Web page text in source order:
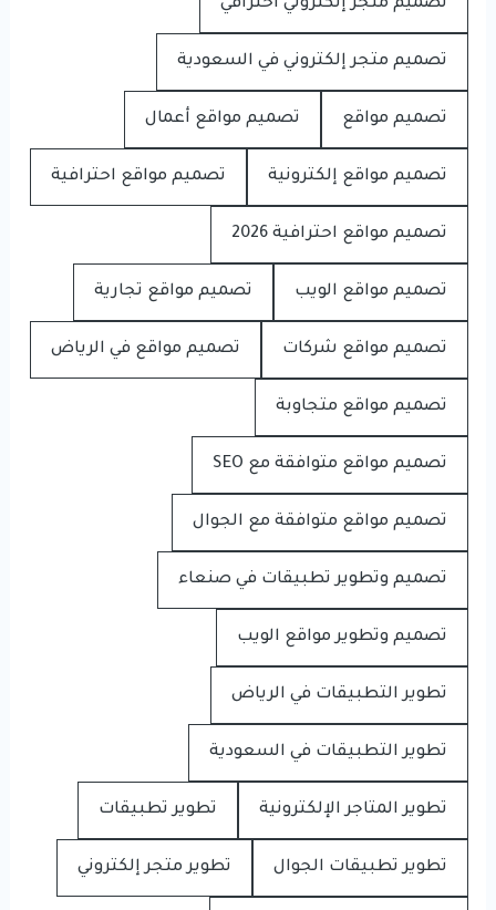
تصميم متجر إلكتروني احترافي
تصميم متجر إلكتروني في السعودية
تصميم مواقع تصميم مواقع أعمال
تصميم مواقع إلكترونية تصميم مواقع احترافية
تصميم مواقع احترافية 2026
تصميم مواقع الويب تصميم مواقع تجارية
تصميم مواقع شركات تصميم مواقع في الرياض
تصميم مواقع متجاوبة
تصميم مواقع متوافقة مع SEO
تصميم مواقع متوافقة مع الجوال
تصميم وتطوير تطبيقات في صنعاء
تصميم وتطوير مواقع الويب
تطوير التطبيقات في الرياض
تطوير التطبيقات في السعودية
تطوير المتاجر الإلكترونية تطوير تطبيقات
تطوير تطبيقات الجوال تطوير متجر إلكتروني